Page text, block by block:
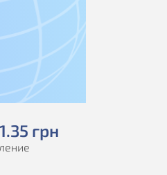
.35 грн